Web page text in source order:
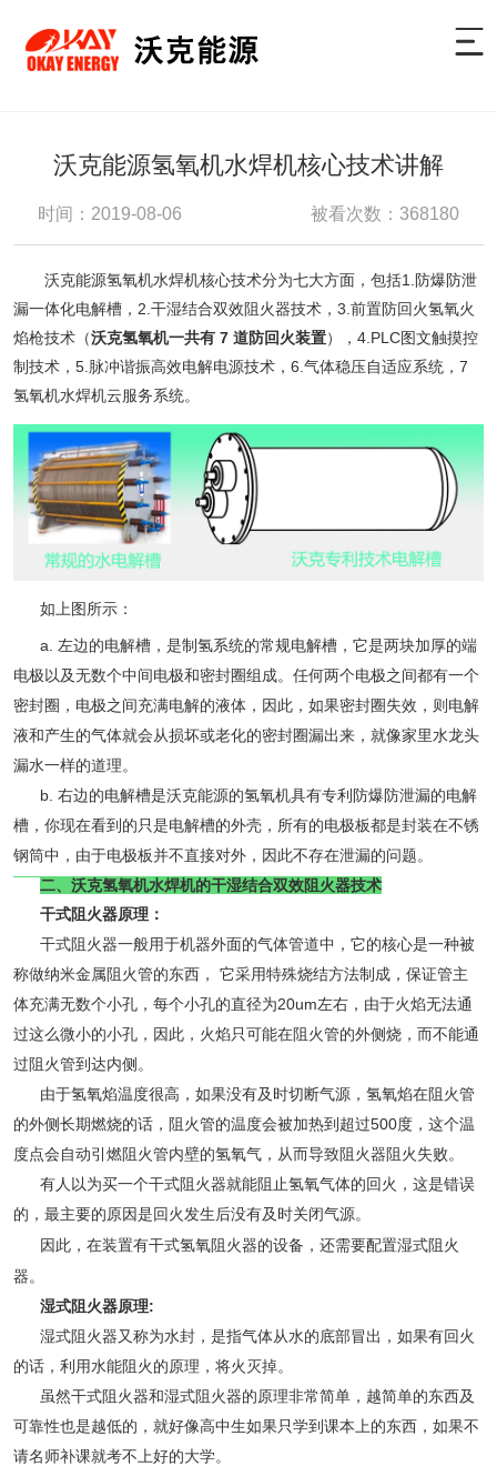
沃克能源氢氧机水焊机核心技术讲解
时间：2019-08-06 被看次数：368180
沃克能源氢氧机水焊机核心技术分为七大方面，包括1.防爆防泄
漏一体化电解槽，2.干湿结合双效阻火器技术，3.前置防回火氢氧火
焰枪技术（沃克氢氧机一共有 7 道防回火装置），4.PLC图文触摸控
制技术，5.脉冲谐振高效电解电源技术，6.气体稳压自适应系统，7
氢氧机水焊机云服务系统。
如上图所示：
a. 左边的电解槽，是制氢系统的常规电解槽，它是两块加厚的端
电极以及无数个中间电极和密封圈组成。任何两个电极之间都有一个
密封圈，电极之间充满电解的液体，因此，如果密封圈失效，则电解
液和产生的气体就会从损坏或老化的密封圈漏出来，就像家里水龙头
漏水一样的道理。
b. 右边的电解槽是沃克能源的氢氧机具有专利防爆防泄漏的电解
槽，你现在看到的只是电解槽的外壳，所有的电极板都是封装在不锈
钢筒中，由于电极板并不直接对外，因此不存在泄漏的问题。
二、沃克氢氧机水焊机的干湿结合双效阻火器技术
干式阻火器原理：
干式阻火器一般用于机器外面的气体管道中，它的核心是一种被
称做纳米金属阻火管的东西， 它采用特殊烧结方法制成，保证管主
体充满无数个小孔，每个小孔的直径为20um左右，由于火焰无法通
过这么微小的小孔，因此，火焰只可能在阻火管的外侧烧，而不能通
过阻火管到达内侧。
由于氢氧焰温度很高，如果没有及时切断气源，氢氧焰在阻火管
的外侧长期燃烧的话，阻火管的温度会被加热到超过500度，这个温
度点会自动引燃阻火管内壁的氢氧气，从而导致阻火器阻火失败。
有人以为买一个干式阻火器就能阻止氢氧气体的回火，这是错误
的，最主要的原因是回火发生后没有及时关闭气源。
因此，在装置有干式氢氧阻火器的设备，还需要配置湿式阻火
器。
湿式阻火器原理:
湿式阻火器又称为水封，是指气体从水的底部冒出，如果有回火
的话，利用水能阻火的原理，将火灭掉。
虽然干式阻火器和湿式阻火器的原理非常简单，越简单的东西及
可靠性也是越低的，就好像高中生如果只学到课本上的东西，如果不
请名师补课就考不上好的大学。